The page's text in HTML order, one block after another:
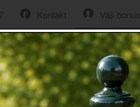
Váš bonus
Kontakt
HLEDAT